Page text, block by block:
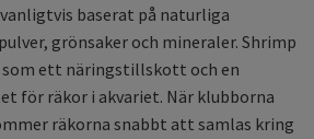
baserat på naturliga
grönsaker och mineraler. Shrimp
som ett näringstillskott och en
för räkor i akvariet. När klubborna
räkorna snabbt att samlas kring